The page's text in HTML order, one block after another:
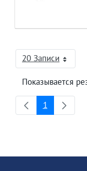
20 ЗаписиНа страницу
Показывается
Страница
1